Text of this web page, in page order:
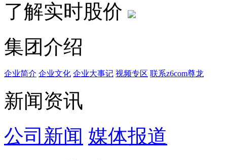
了解实时股价
集团介绍
企业简介 企业文化 企业⼤事记 视频专区 联系z6com尊龙
新闻资讯
公司新闻 媒体报道